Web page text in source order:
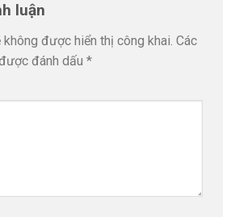
luận
được hiển thị công khai. Các
đánh dấu *